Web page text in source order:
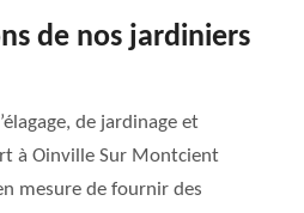
de nos jardiniers
de jardinage et
à Oinville Sur Montcient
mesure de fournir des